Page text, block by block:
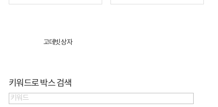
고데빗 상자
키워드로 박스 검색